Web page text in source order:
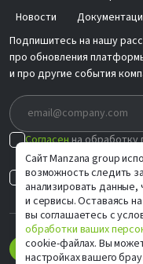
Сайт Manzana group
возможность следить
анализировать
и сервисы. Оставаясь
вы соглашаетесь с
обработки ваших
cookie-файлах. Вы
настройках вашего
Новости
Подпишитесь на нашу
про обновления
и про другие события
Согласенна обработку
в соответствии с
Согласен на